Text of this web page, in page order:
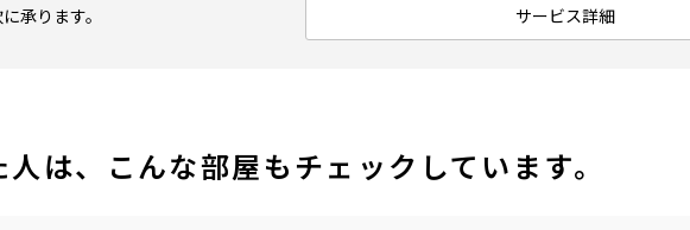
承ります。
サービス詳細
は、こんな部屋もチェックしています。